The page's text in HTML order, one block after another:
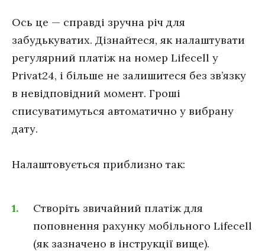
Ось це — справді зручна річ для
забудькуватих. Дізнайтеся, як налаштувати
регулярний платіж на номер Lifecell у
Privat24, і більше не залишитеся без зв’язку
в невідповідний момент. Гроші
списуватимуться автоматично у вибрану
дату.
Налаштовується приблизно так:
Створіть звичайний платіж для
поповнення рахунку мобільного Lifecell
(як зазначено в інструкції вище).